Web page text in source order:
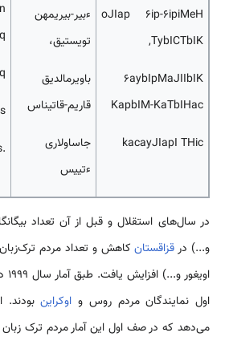
oJIap 6ip-6ipiMeH
TybICTbIK,
6aybIpMaJIIbIK
KapbIM-KaTbIHac
kacayJIapI THic
ءبیر-بیریمهن
تویستیق،
باویرمالدیق
قاریم-قاتیناس
جاساولاری
ءتییس
.jasawlar tis
در سال‌های استقلال و قبل از آن تعداد
و...) درقزاقستانکاهش و تعداد مردم ترک‌زبان
اویغور و...) افزایش یافت. طبق آمار سال ۱۹۹۹ در کشور
اول نمایندگان مردم روس و اوکراین
می‌دهد که در صف اول این آمار مردم ترک زبان